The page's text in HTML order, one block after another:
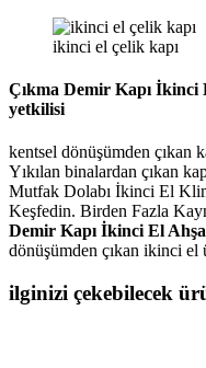
ikinci el çelik kapı
Çıkma Demir Kapı İkinci
yetkilisi
kentsel dönüşümden çıkan
Yıkılan binalardan çıkan
Mutfak Dolabı İkinci El
Keşfedin. Birden Fazla
Demir Kapı İkinci El
dönüşümden çıkan ikinci
ilginizi çekebilecek